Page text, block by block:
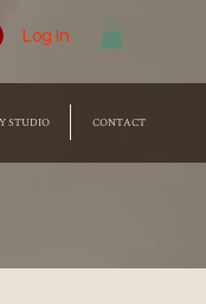
STUDIO CONTACT
Log In